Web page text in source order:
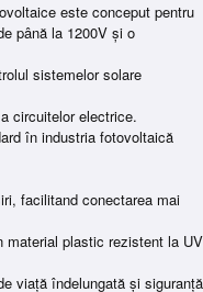
este conceput pentru
până la 1200V și o
sistemelor solare
circuitelor electrice.
în industria fotovoltaică
facilitand conectarea mai
material plastic rezistent la UV
viață îndelungată și siguranță